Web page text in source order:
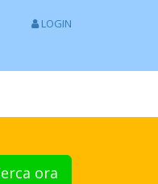
LOGIN
ora